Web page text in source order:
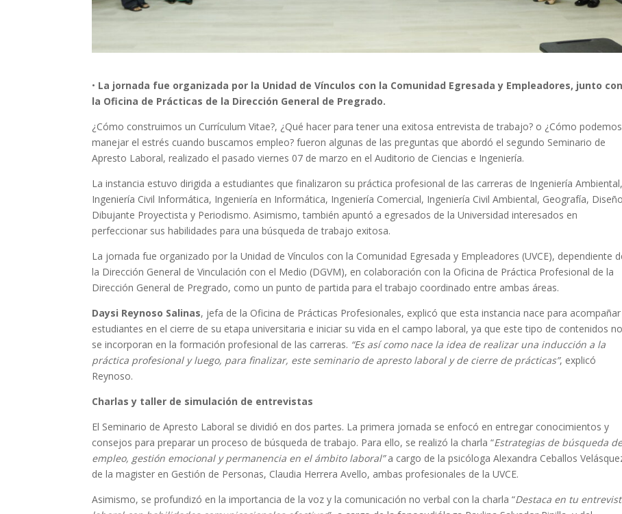
• La jornada fue organizada por la Unidad de Vínculos con la Comunidad Egresada y Empleadores, junto con
la Oficina de Prácticas de la Dirección General de Pregrado.
¿Cómo construimos un Currículum Vitae?, ¿Qué hacer para tener una exitosa entrevista de trabajo? o ¿Cómo podemos
manejar el estrés cuando buscamos empleo? fueron algunas de las preguntas que abordó el segundo Seminario de
Apresto Laboral, realizado el pasado viernes 07 de marzo en el Auditorio de Ciencias e Ingeniería.
La instancia estuvo dirigida a estudiantes que finalizaron su práctica profesional de las carreras de Ingeniería Ambiental,
Ingeniería Civil Informática, Ingeniería en Informática, Ingeniería Comercial, Ingeniería Civil Ambiental, Geografía,
Dibujante Proyectista y Periodismo. Asimismo, también apuntó a egresados de la Universidad interesados en
perfeccionar sus habilidades para una búsqueda de trabajo exitosa.
La jornada fue organizado por la Unidad de Vínculos con la Comunidad Egresada y Empleadores (UVCE), dependiente
la Dirección General de Vinculación con el Medio (DGVM), en colaboración con la Oficina de Práctica Profesional de la
Dirección General de Pregrado, como un punto de partida para el trabajo coordinado entre ambas áreas.
Daysi Reynoso Salinas, jefa de la Oficina de Prácticas Profesionales, explicó que esta instancia nace para
estudiantes en el cierre de su etapa universitaria e iniciar su vida en el campo laboral, ya que este tipo de contenidos no
se incorporan en la formación profesional de las carreras. “Es así como nace la idea de realizar una inducción a la
práctica profesional y luego, para finalizar, este seminario de apresto laboral y de cierre de prácticas”, explicó
Reynoso.
Charlas y taller de simulación de entrevistas
El Seminario de Apresto Laboral se dividió en dos partes. La primera jornada se enfocó en entregar conocimientos y
consejos para preparar un proceso de búsqueda de trabajo. Para ello, se realizó la charla “Estrategias de búsqueda
empleo, gestión emocional y permanencia en el ámbito laboral”a cargo de la psicóloga Alexandra Ceballos
de la magister en Gestión de Personas, Claudia Herrera Avello, ambas profesionales de la UVCE.
Asimismo, se profundizó en la importancia de la voz y la comunicación no verbal con la charla “Destaca en tu